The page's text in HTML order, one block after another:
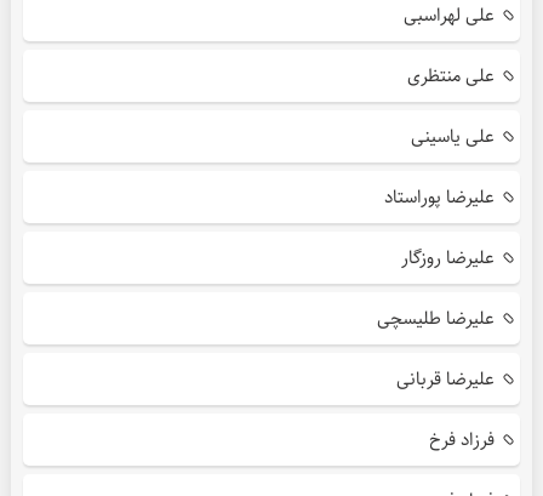
علی لهراسبی
علی منتظری
علی یاسینی
علیرضا پوراستاد
علیرضا روزگار
علیرضا طلیسچی
علیرضا قربانی
فرزاد فرخ